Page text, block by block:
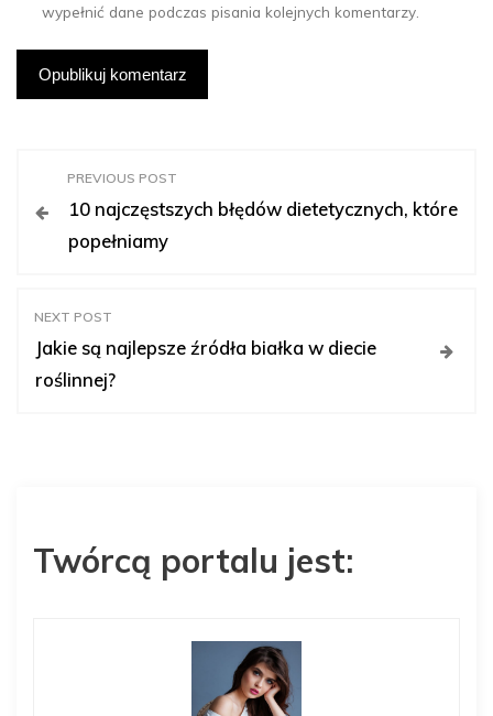
wypełnić dane podczas pisania kolejnych komentarzy.
PREVIOUS POST
10 najczęstszych błędów dietetycznych, które
popełniamy
NEXT POST
Jakie są najlepsze źródła białka w diecie
roślinnej?
Twórcą portalu jest: